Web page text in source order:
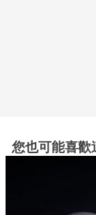
您也可能喜歡